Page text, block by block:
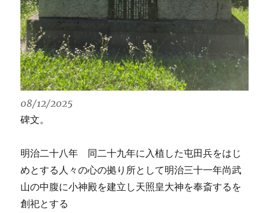
08/12/2025
碑文。
明治二十八年 同二十九年に入植した屯田兵をはじ
めとする人々の心の拠り所として明治三十一年尚武
山の中腹に小神殿を建立し天照皇大神を奉斎するを
創祀とする